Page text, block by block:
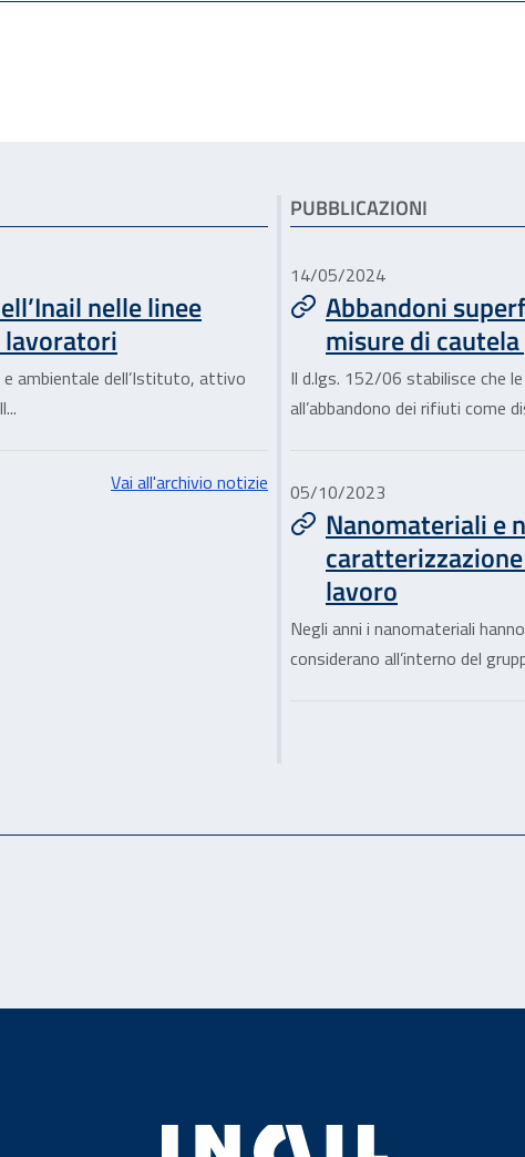
nelle linee
lavoratori
e ambientale dell’Istituto, attivo
Vai all'archivio notizie
PUBBLICAZIONI
14/05/2024
Abbandoni
misure di
Il d.lgs. 152/06 stabilisce che
all’abbandono dei rifiuti come
05/10/2023
Nanomateriali e
lavoro
Negli anni i nanomateriali
considerano all’interno del